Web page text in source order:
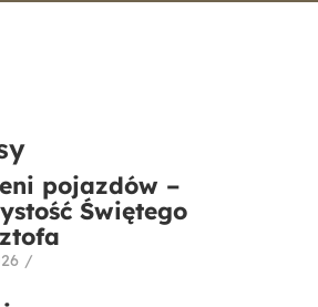
pojazdów –
Świętego
/